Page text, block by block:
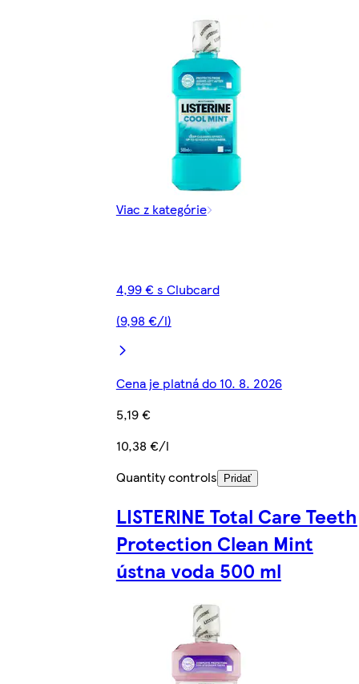
Viac z kategórie
4,99 € s Clubcard
(9,98 €/l)
Cena je platná do 10. 8. 2026
5,19 €
10,38 €/l
Quantity controls
Pridať
LISTERINE Total Care Teeth
Protection Clean Mint
ústna voda 500 ml